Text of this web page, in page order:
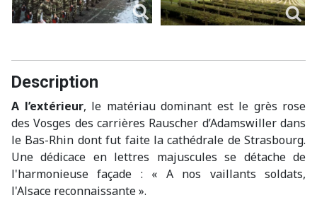
Description
A l’extérieur, le matériau dominant est le grès rose
des Vosges des carrières Rauscher d’Adamswiller dans
le Bas-Rhin dont fut faite la cathédrale de Strasbourg.
Une dédicace en lettres majuscules se détache de
l'harmonieuse façade : « A nos vaillants soldats,
l'Alsace reconnaissante ».